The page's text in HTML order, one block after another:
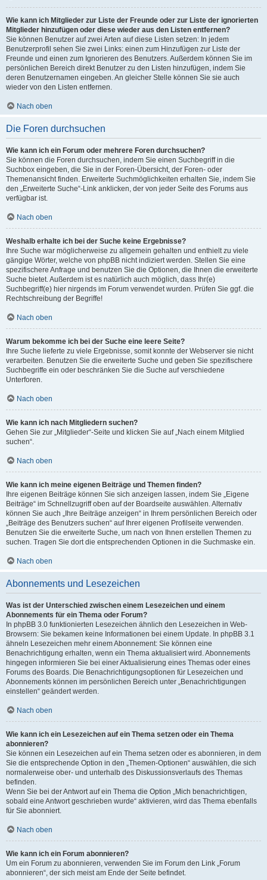
Wie kann ich Mitglieder zur Liste der Freunde oder zur Liste der ignorierten
Mitglieder hinzufügen oder diese wieder aus den Listen entfernen?
Sie können Benutzer auf zwei Arten auf diese Listen setzen: In jedem
Benutzerprofil sehen Sie zwei Links: einen zum Hinzufügen zur Liste der
Freunde und einen zum Ignorieren des Benutzers. Außerdem können Sie im
persönlichen Bereich direkt Benutzer zu den Listen hinzufügen, indem Sie
deren Benutzernamen eingeben. An gleicher Stelle können Sie sie auch
wieder von den Listen entfernen.
Nach oben
Die Foren durchsuchen
Wie kann ich ein Forum oder mehrere Foren durchsuchen?
Sie können die Foren durchsuchen, indem Sie einen Suchbegriff in die
Suchbox eingeben, die Sie in der Foren-Übersicht, der Foren- oder
Themenansicht finden. Erweiterte Suchmöglichkeiten erhalten Sie, indem Sie
den „Erweiterte Suche“-Link anklicken, der von jeder Seite des Forums aus
verfügbar ist.
Nach oben
Weshalb erhalte ich bei der Suche keine Ergebnisse?
Ihre Suche war möglicherweise zu allgemein gehalten und enthielt zu viele
gängige Wörter, welche von phpBB nicht indiziert werden. Stellen Sie eine
spezifischere Anfrage und benutzen Sie die Optionen, die Ihnen die erweiterte
Suche bietet. Außerdem ist es natürlich auch möglich, dass Ihr(e)
Suchbegriff(e) hier nirgends im Forum verwendet wurden. Prüfen Sie ggf. die
Rechtschreibung der Begriffe!
Nach oben
Warum bekomme ich bei der Suche eine leere Seite?
Ihre Suche lieferte zu viele Ergebnisse, somit konnte der Webserver sie nicht
verarbeiten. Benutzen Sie die erweiterte Suche und geben Sie spezifischere
Suchbegriffe ein oder beschränken Sie die Suche auf verschiedene
Unterforen.
Nach oben
Wie kann ich nach Mitgliedern suchen?
Gehen Sie zur „Mitglieder“-Seite und klicken Sie auf „Nach einem Mitglied
suchen“.
Nach oben
Wie kann ich meine eigenen Beiträge und Themen finden?
Ihre eigenen Beiträge können Sie sich anzeigen lassen, indem Sie „Eigene
Beiträge“ im Schnellzugriff oben auf der Boardseite auswählen. Alternativ
können Sie auch „Ihre Beiträge anzeigen“ in Ihrem persönlichen Bereich oder
„Beiträge des Benutzers suchen“ auf Ihrer eigenen Profilseite verwenden.
Benutzen Sie die erweiterte Suche, um nach von Ihnen erstellen Themen zu
suchen. Tragen Sie dort die entsprechenden Optionen in die Suchmaske ein.
Nach oben
Abonnements und Lesezeichen
Was ist der Unterschied zwischen einem Lesezeichen und einem
Abonnements für ein Thema oder Forum?
In phpBB 3.0 funktionierten Lesezeichen ähnlich den Lesezeichen in Web-
Browsern: Sie bekamen keine Informationen bei einem Update. In phpBB 3.1
ähneln Lesezeichen mehr einem Abonnement: Sie können eine
Benachrichtigung erhalten, wenn ein Thema aktualisiert wird. Abonnements
hingegen informieren Sie bei einer Aktualisierung eines Themas oder eines
Forums des Boards. Die Benachrichtigungsoptionen für Lesezeichen und
Abonnements können im persönlichen Bereich unter „Benachrichtigungen
einstellen“ geändert werden.
Nach oben
Wie kann ich ein Lesezeichen auf ein Thema setzen oder ein Thema
abonnieren?
Sie können ein Lesezeichen auf ein Thema setzen oder es abonnieren, in dem
Sie die entsprechende Option in den „Themen-Optionen“ auswählen, die sich
normalerweise ober- und unterhalb des Diskussionsverlaufs des Themas
befinden.
Wenn Sie bei der Antwort auf ein Thema die Option „Mich benachrichtigen,
sobald eine Antwort geschrieben wurde“ aktivieren, wird das Thema ebenfalls
für Sie abonniert.
Nach oben
Wie kann ich ein Forum abonnieren?
Um ein Forum zu abonnieren, verwenden Sie im Forum den Link „Forum
abonnieren“, der sich meist am Ende der Seite befindet.